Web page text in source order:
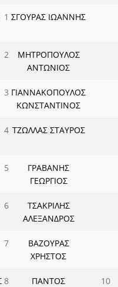
1 ΣΓΟΥΡΑΣ ΙΩΑΝΝΗΣ
2
ΜΗΤΡΟΠΟΥΛΟΣ
ΑΝΤΩΝΙΟΣ
3 ΓΙΑΝΝΑΚΟΠΟΥΛΟΣ
ΚΩΝΣΤΑΝΤΙΝΟΣ
4 ΤΖΩΛΛΑΣ ΣΤΑΥΡΟΣ
5
ΓΡΑΒΑΝΗΣ
ΓΕΩΡΓΙΟΣ
6
ΤΣΑΚΡΙΛΗΣ
ΑΛΕΞΑΝΔΡΟΣ
7
ΒΑΖΟΥΡΑΣ
ΧΡΗΣΤΟΣ
8
ΠΑΝΤΟΣ
10